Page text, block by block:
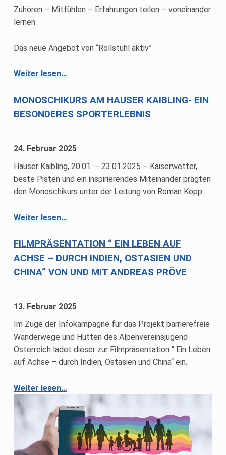
Zuhören – Mitfühlen – Erfahrungen teilen – voneinander
lernen
Das neue Angebot von “Rollstuhl aktiv”
Weiter lesen““Was mich bewegt” – Online-Austausch für Frauen im Rollstuhl – Weitere Termine”
…
MONOSCHIKURS AM HAUSER KAIBLING- EIN
BESONDERES SPORTERLEBNIS
24. Februar 2025
Hauser Kaibling, 20.01. – 23.01.2025 – Kaiserwetter,
beste Pisten und ein inspirierendes Miteinander prägten
den Monoschikurs unter der Leitung von Roman Kopp.
Weiter lesen“Monoschikurs am Hauser Kaibling- Ein besonderes Sporterlebnis”
…
FILMPRÄSENTATION “ EIN LEBEN AUF
ACHSE – DURCH INDIEN, OSTASIEN UND
CHINA“ VON UND MIT ANDREAS PRÖVE
13. Februar 2025
Im Zuge der Infokampagne für das Projekt barrierefreie
Wanderwege und Hütten des Alpenvereinsjugend
Österreich ladet dieser zur Filmpräsentation “ Ein Leben
auf Achse – durch Indien, Ostasien und China“ ein.
Weiter lesen“Filmpräsentation “ Ein Leben auf Achse – durch Indien, Ostasien und China“ von und mit Andreas Pröve”
…